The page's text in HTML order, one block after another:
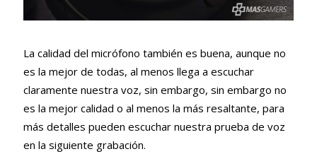
La calidad del micrófono también es buena, aunque no
es la mejor de todas, al menos llega a escuchar
claramente nuestra voz, sin embargo, sin embargo no
es la mejor calidad o al menos la más resaltante, para
más detalles pueden escuchar nuestra prueba de voz
en la siguiente grabación.